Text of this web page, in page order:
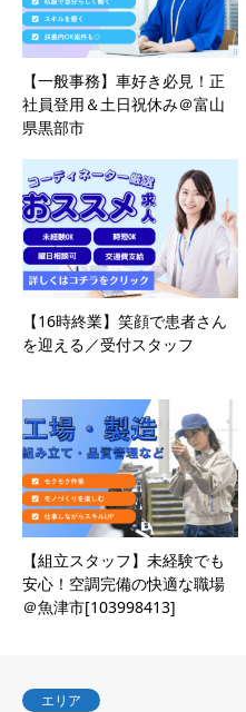
【一般事務】車好き必見！正
社員登用＆土日祝休み＠富山
県黒部市
【16時終業】笑顔で患者さん
を迎える／受付スタッフ
【組立スタッフ】未経験でも
安心！空調完備の快適な職場
＠魚津市[103998413]
エリア